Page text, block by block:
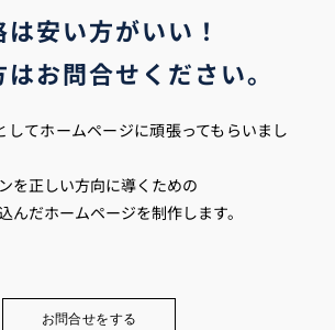
は安い方がいい！
お問合せください。
してホームページに頑張ってもらいまし
を正しい方向に導くための
んだホームページを制作します。
お問合せをする